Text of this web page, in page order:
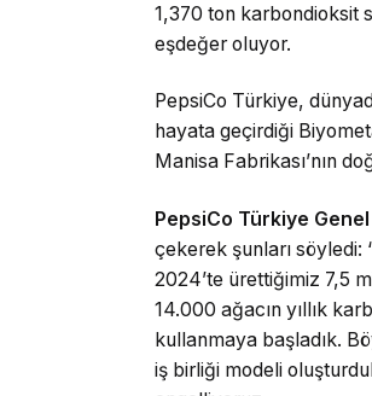
1,370 ton karbondioksit
eşdeğer oluyor.
PepsiCo Türkiye,
hayata geçirdiği
Manisa Fabrikası’nın
PepsiCo Türkiye
çekerek şunları söyledi:
2024’te ürettiğimiz 7,5
14.000 ağacın yıllık
kullanmaya başladık.
iş birliği modeli